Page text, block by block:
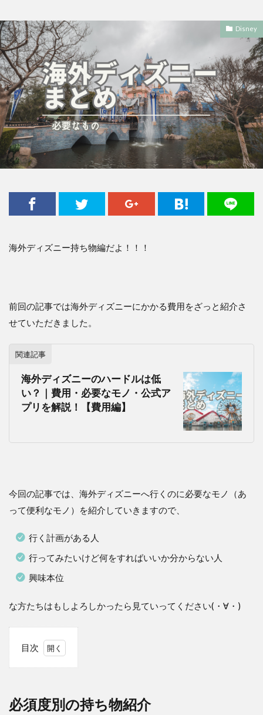
Disney
海外ディズニー持ち物編だよ！！！
前回の記事では海外ディズニーにかかる費用をざっと紹介さ
せていただきました。
関連記事
海外ディズニーのハードルは低
い？｜費用・必要なモノ・公式ア
プリを解説！【費用編】
今回の記事では、海外ディズニーへ行くのに必要なモノ（あ
って便利なモノ）を紹介していきますので、
行く計画がある人
行ってみたいけど何をすればいいか分からない人
興味本位
な方たちはもしよろしかったら見ていってください(・∀・)
目次
度
別
必須度別の持ち物紹介